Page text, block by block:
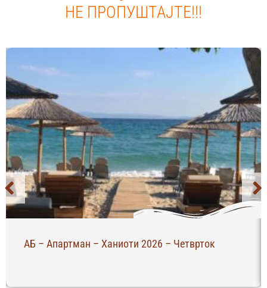
НЕ ПРОПУШТАЈТЕ!!!
Апартман Зинова – Пефкохори 2026